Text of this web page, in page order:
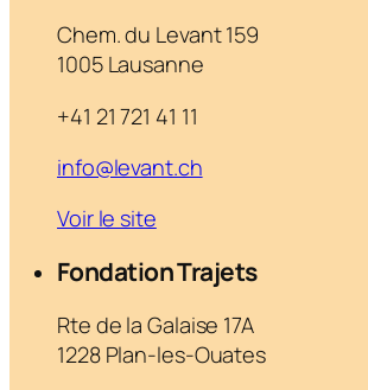
Chem. du Levant 159
1005 Lausanne
+41 21 721 41 11
info@levant.ch
Voir le site
Fondation Trajets
Rte de la Galaise 17A
1228 Plan-les-Ouates